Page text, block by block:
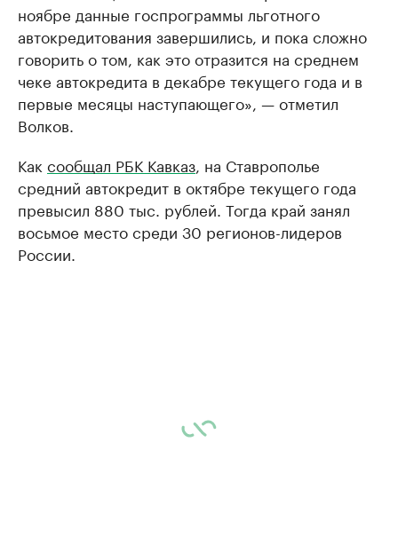
ноябре данные госпрограммы льготного
автокредитования завершились, и пока сложно
говорить о том, как это отразится на среднем
чеке автокредита в декабре текущего года и в
первые месяцы наступающего», — отметил
Волков.
Как сообщал РБК Кавказ , на Ставрополье
средний автокредит в октябре текущего года
превысил 880 тыс. рублей. Тогда край занял
восьмое место среди 30 регионов-лидеров
России.